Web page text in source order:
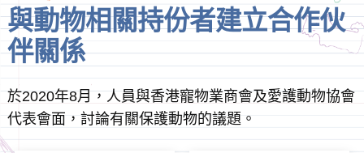
與動物相關持份者建立合作伙
伴關係
於2020年8月，人員與香港寵物業商會及愛護動物協會
代表會面，討論有關保護動物的議題。